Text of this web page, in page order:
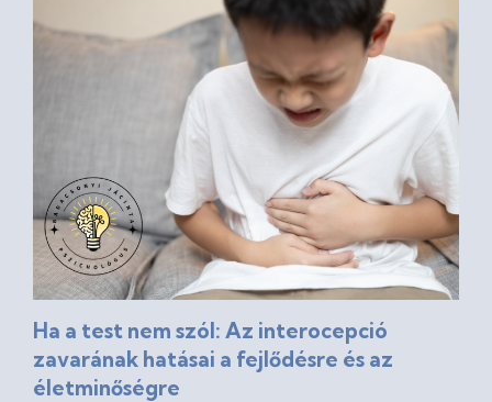
Ha a test nem szól: Az interocepció
zavarának hatásai a fejlődésre és az
életminőségre